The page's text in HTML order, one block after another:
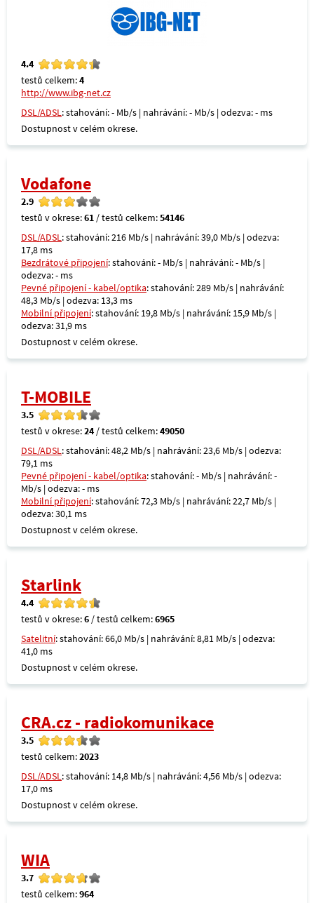
4.4
testů celkem:4
http://www.ibg-net.cz
DSL/ADSL: stahování: - Mb/s | nahrávání: - Mb/s | odezva: - ms
Dostupnost v celém okrese.
Vodafone
2.9
testů v okrese:61 / testů celkem:54146
DSL/ADSL: stahování: 216 Mb/s | nahrávání: 39,0 Mb/s | odezva:
17,8 ms
Bezdrátové připojení: stahování: - Mb/s | nahrávání: - Mb/s |
odezva: - ms
Pevné připojení - kabel/optika: stahování: 289 Mb/s | nahrávání:
48,3 Mb/s | odezva: 13,3 ms
Mobilní připojení: stahování: 19,8 Mb/s | nahrávání: 15,9 Mb/s |
odezva: 31,9 ms
Dostupnost v celém okrese.
T-MOBILE
3.5
testů v okrese:24 / testů celkem:49050
DSL/ADSL: stahování: 48,2 Mb/s | nahrávání: 23,6 Mb/s | odezva:
79,1 ms
Pevné připojení - kabel/optika: stahování: - Mb/s | nahrávání: -
Mb/s | odezva: - ms
Mobilní připojení: stahování: 72,3 Mb/s | nahrávání: 22,7 Mb/s |
odezva: 30,1 ms
Dostupnost v celém okrese.
Starlink
4.4
testů v okrese:6 / testů celkem:6965
Satelitní: stahování: 66,0 Mb/s | nahrávání: 8,81 Mb/s | odezva:
41,0 ms
Dostupnost v celém okrese.
CRA.cz - radiokomunikace
3.5
testů celkem:2023
DSL/ADSL: stahování: 14,8 Mb/s | nahrávání: 4,56 Mb/s | odezva:
17,0 ms
Dostupnost v celém okrese.
WIA
3.7
testů celkem:964